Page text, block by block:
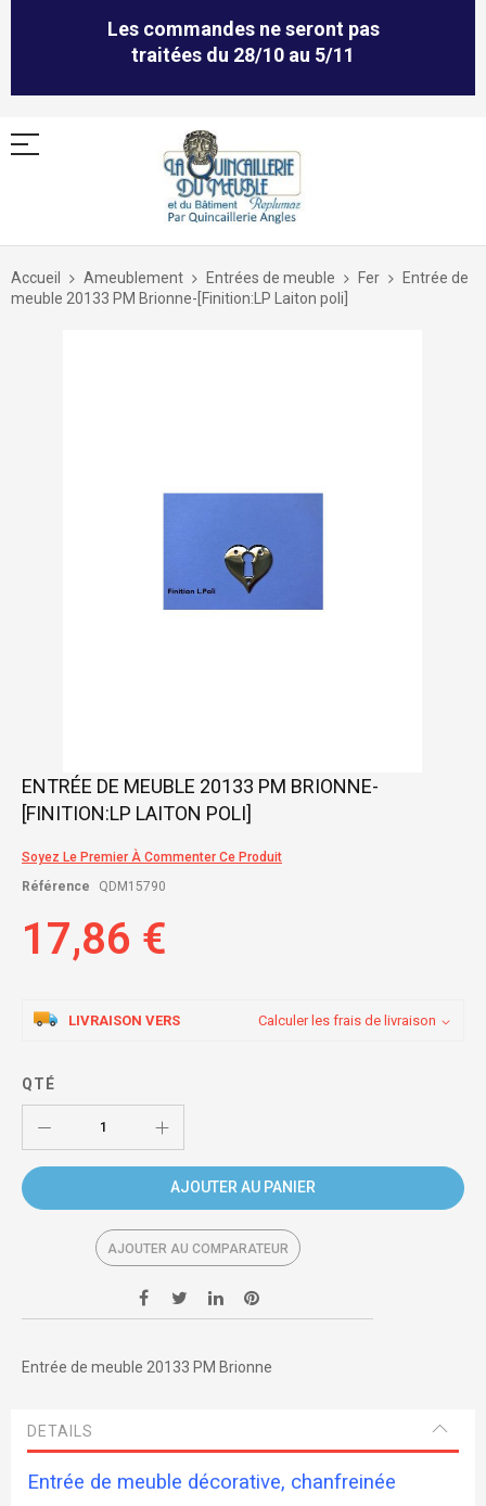
Les commandes ne seront pas
traitées du 28/10 au 5/11
Allez
contenu
Accueil Ameublement Entrées de meuble Fer
Entrée de
meuble 20133 PM Brionne-[Finition:LP Laiton poli]
Skip
the
of
images
ENTRÉE DE MEUBLE 20133 PM BRIONNE-
[FINITION:LP LAITON POLI]
Soyez Le Premier À Commenter Ce Produit
Référence
QDM15790
17,86 €
LIVRAISON VERS Calculer les frais de livraison
QTÉ
AJOUTER AU PANIER
AJOUTER AU COMPARATEUR
Entrée de meuble 20133 PM Brionne
DETAILS
Entrée de meuble décorative, chanfreinée